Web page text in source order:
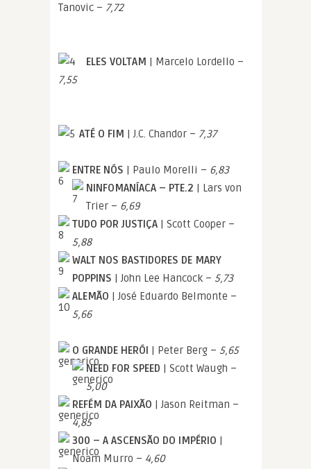
Tanovic – 7,72
ELES VOLTAM | Marcelo Lordello –
7,55
ATÉ O FIM | J.C. Chandor – 7,37
ENTRE NÓS | Paulo Morelli – 6,83
NINFOMANÍACA – PTE.2 | Lars von
Trier – 6,69
TUDO POR JUSTIÇA | Scott Cooper –
5,88
WALT NOS BASTIDORES DE MARY
POPPINS | John Lee Hancock – 5,73
ALEMÃO | José Eduardo Belmonte –
5,66
O GRANDE HERÓI | Peter Berg – 5,65
NEED FOR SPEED | Scott Waugh –
5,00
REFÉM DA PAIXÃO | Jason Reitman –
4,85
300 – A ASCENSÃO DO IMPÉRIO |
Noam Murro – 4,60